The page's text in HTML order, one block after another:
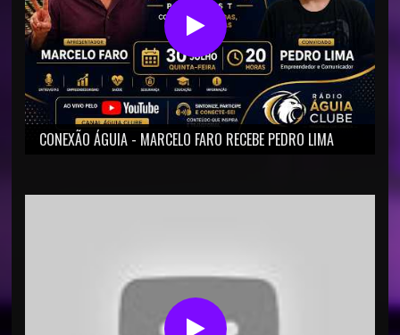
CONEXÃO ÁGUIA - MARCELO FARO RECEBE PEDRO LIMA